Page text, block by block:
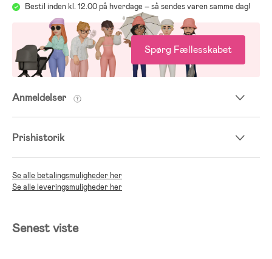
Bestil inden kl. 12.00 på hverdage – så sendes varen samme dag!
Spørg Fællesskabet
Anmeldelser
Prishistorik
Se alle betalingsmuligheder her
Se alle leveringsmuligheder her
Senest viste